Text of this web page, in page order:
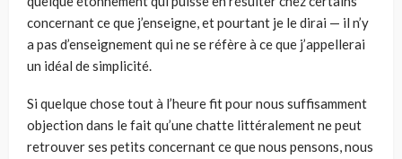
concernant ce que j’enseigne, et pourtant je le dirai — il n’y
a pas d’enseignement qui ne se réfère à ce que j’appellerai
un idéal de simplicité.
Si quelque chose tout à l’heure fit pour nous suffisamment
objection dans le fait qu’une chatte littéralement ne peut
retrouver ses petits concernant ce que nous pensons, nous